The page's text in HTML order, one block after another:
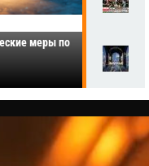
меры по